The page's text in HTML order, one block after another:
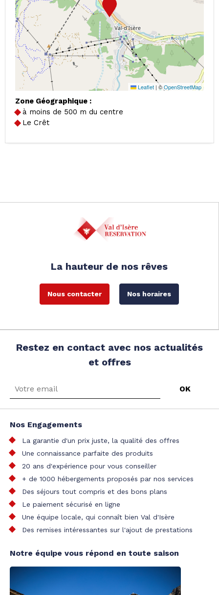
Leaflet | ©OpenStreetMap
Zone Géographique :
à moins de 500 m du centre
Le Crêt
La hauteur de nos rêves
Nous contacter Nos horaires
Restez en contact avec nos actualités
et offres
Nos Engagements
La garantie d'un prix juste, la qualité des offres
Une connaissance parfaite des produits
20 ans d'expérience pour vous conseiller
+ de 1000 hébergements proposés par nos services
Des séjours tout compris et des bons plans
Le paiement sécurisé en ligne
Une équipe locale, qui connaît bien Val d'Isère
Des remises intéressantes sur l'ajout de prestations
Notre équipe vous répond en toute saison